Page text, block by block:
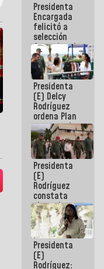
Presidenta
Encargada
felicitó a
selección
femenina de
baloncesto
por su
clasificación
a la
AmeriCup
2027
Presidenta
(E) Delcy
Rodríguez
ordena Plan
maestro de
desarrollo
logístico y
turístico
para La
Guaira
Presidenta
(E)
Rodríguez
constata
obras de
rehabilitación
de Escuela
Militar de
Mamo en La
Guaira
Presidenta
(E)
Rodríguez: